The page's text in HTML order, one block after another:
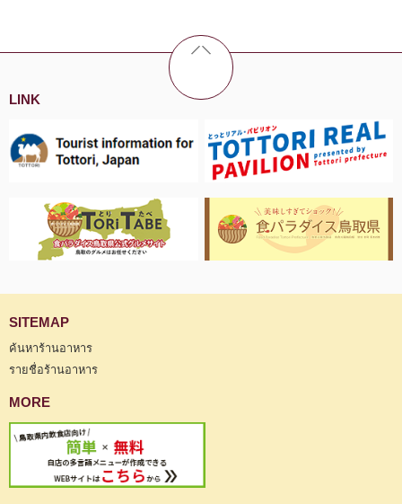
LINK
SITEMAP
ค้นหาร้านอาหาร
รายชื่อร้านอาหาร
MORE